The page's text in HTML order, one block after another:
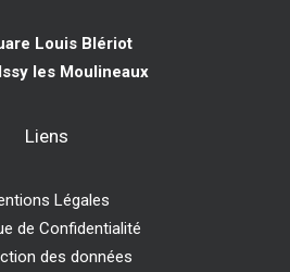
Louis Blériot
les Moulineaux
Liens
Légales
de Confidentialité
des données